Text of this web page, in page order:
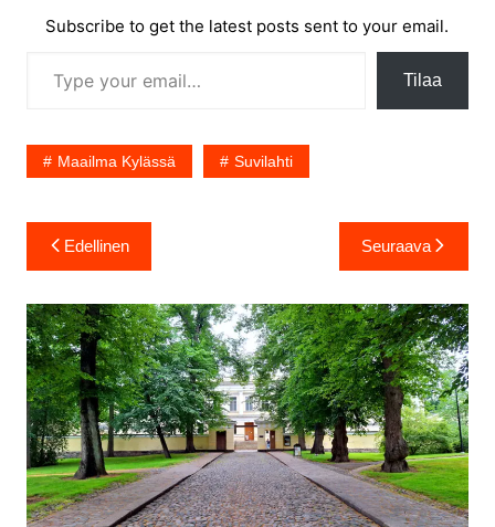
Subscribe to get the latest posts sent to your email.
Tilaa
Maailma Kylässä Suvilahti
Artikkelien
selaus
Edellinen Seuraava